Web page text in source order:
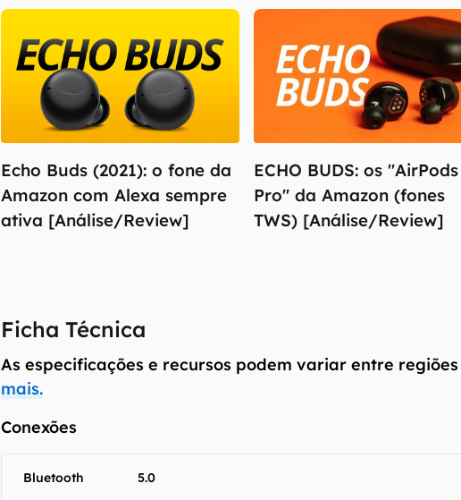
Echo Buds (2021): o fone da
Amazon com Alexa sempre
ativa [Análise/Review]
ECHO BUDS: os "AirPods
Pro" da Amazon (fones
TWS) [Análise/Review]
Ficha Técnica
As especificações e recursos podem variar entre regiões
mais.
Conexões
Bluetooth 5.0
O Canaltech mantém esforço constante para encontrar e
Aviso legal: O Canaltech não se responsabiliza por
mesmo os resultados obtidos com o uso dessas